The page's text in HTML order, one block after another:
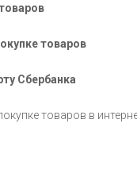
товаров
Сбербанка
товаров в